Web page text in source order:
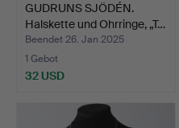
GUDRUNS SJÖDÉN.
Halskette und Ohrringe, „T…
Beendet 26. Jan 2025
1 Gebot
32 USD